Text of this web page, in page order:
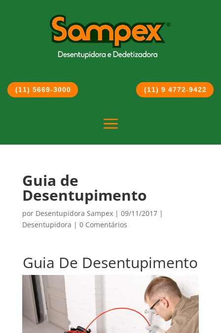
(11) 5669-3000 (11) 9 4772-9422
a
Guia de
Desentupimento
por Desentupidora Sampex| 09/11/2017|
Desentupidora | 0 Comentários
Guia De Desentupimento